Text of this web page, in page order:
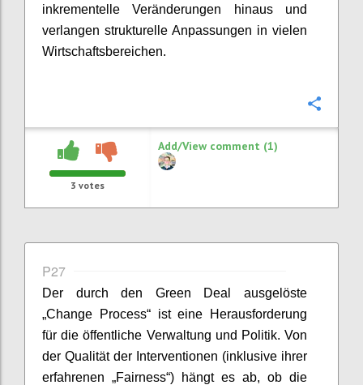
inkrementelle Veränderungen hinaus und
verlangen strukturelle Anpassungen in vielen
Wirtschaftsbereichen.
3 votes
Add/View comment (1)
P27
Der durch den Green Deal ausgelöste
„Change
Process“ ist eine Herausforderung
für die öffentliche Verwaltung und Politik. Von
der Qualität der Interventionen (inklusive ihrer
erfahrenen „Fairness“) hängt es ab, ob die